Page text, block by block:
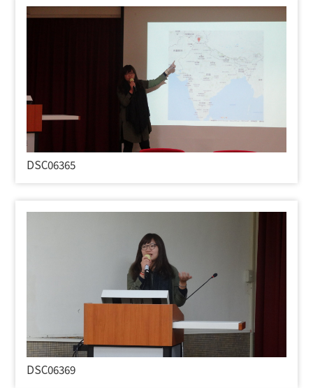
DSC06365
DSC06369